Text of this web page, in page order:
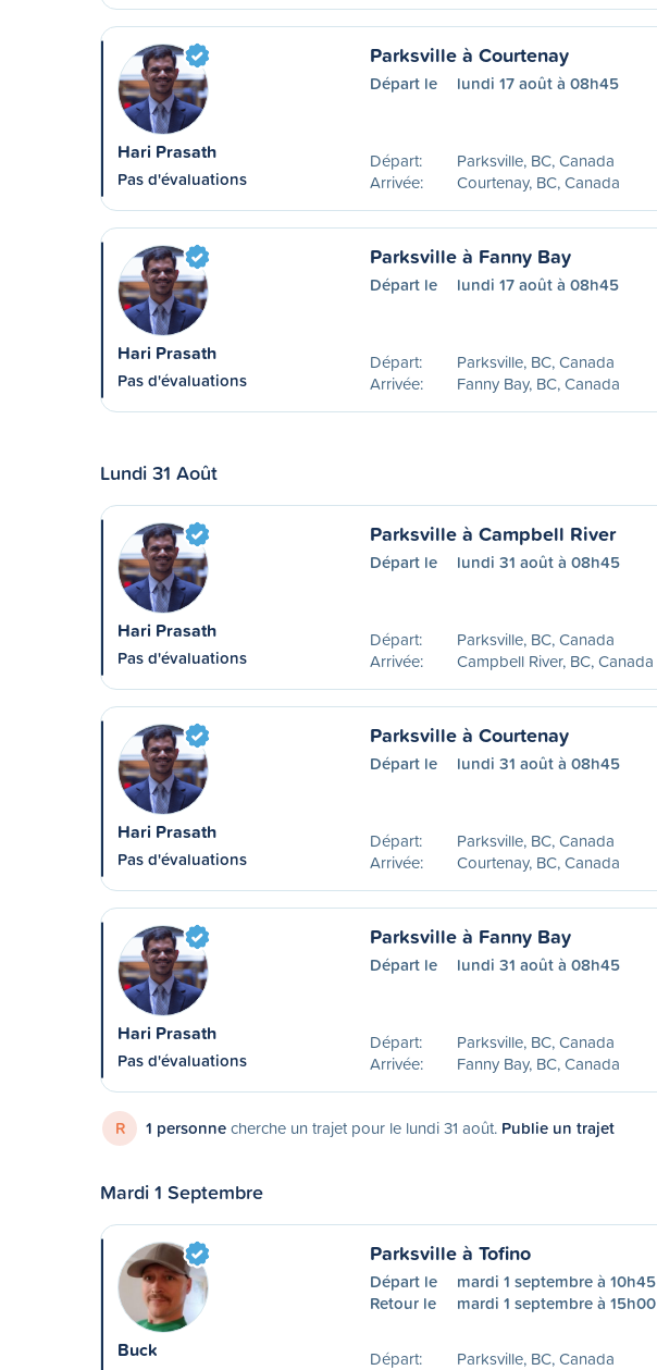
Hari Prasath
Pas d'évaluations
Parksville à Courtenay
Départ le lundi 17 août à 08h45
Départ:
Parksville, BC, Canada
Arrivée:
Courtenay, BC, Canada
Hari Prasath
Pas d'évaluations
Parksville à Fanny Bay
Départ le lundi 17 août à 08h45
Départ:
Parksville, BC, Canada
Arrivée:
Fanny Bay, BC, Canada
Lundi 31 Août
Hari Prasath
Pas d'évaluations
Parksville à Campbell River
Départ le lundi 31 août à 08h45
Départ:
Parksville, BC, Canada
Arrivée:
Campbell River, BC, Canada
Hari Prasath
Pas d'évaluations
Parksville à Courtenay
Départ le lundi 31 août à 08h45
Départ:
Parksville, BC, Canada
Arrivée:
Courtenay, BC, Canada
Hari Prasath
Pas d'évaluations
Parksville à Fanny Bay
Départ le lundi 31 août à 08h45
Départ:
Parksville, BC, Canada
Arrivée:
Fanny Bay, BC, Canada
R 1 personnecherche un trajet pour le lundi 31 août. Publie un trajet
Mardi 1 Septembre
Buck
Parksville à Tofino
Départ le
mardi 1 septembre à 10h45
Retour le
mardi 1 septembre à 15h00
Départ:
Parksville, BC, Canada